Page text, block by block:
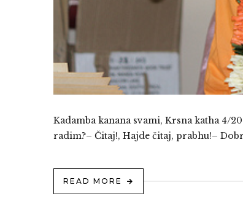
Kadamba kanana svami, Krsna katha 4/
radim?– Čitaj!, Hajde čitaj, prabhu!–
READ MORE